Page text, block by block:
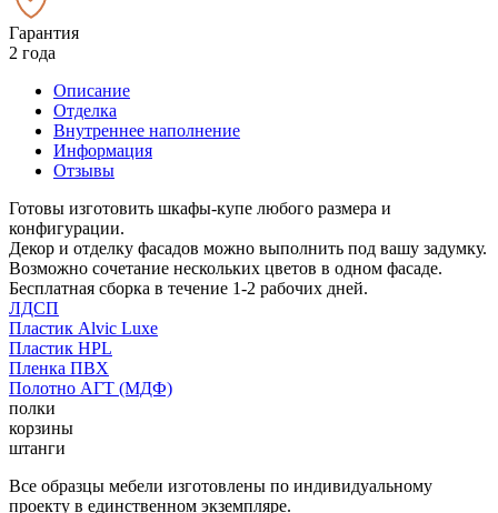
Гарантия
2 года
Описание
Отделка
Внутреннее наполнение
Информация
Отзывы
Готовы изготовить шкафы-купе любого размера и
конфигурации.
Декор и отделку фасадов можно выполнить под вашу задумку.
Возможно сочетание нескольких цветов в одном фасаде.
Бесплатная сборка в течение 1-2 рабочих дней.
ЛДСП
Пластик Alvic Luxe
Пластик HPL
Пленка ПВХ
Полотно АГТ (МДФ)
полки
корзины
штанги
Все образцы мебели изготовлены по индивидуальному
проекту в единственном экземпляре.